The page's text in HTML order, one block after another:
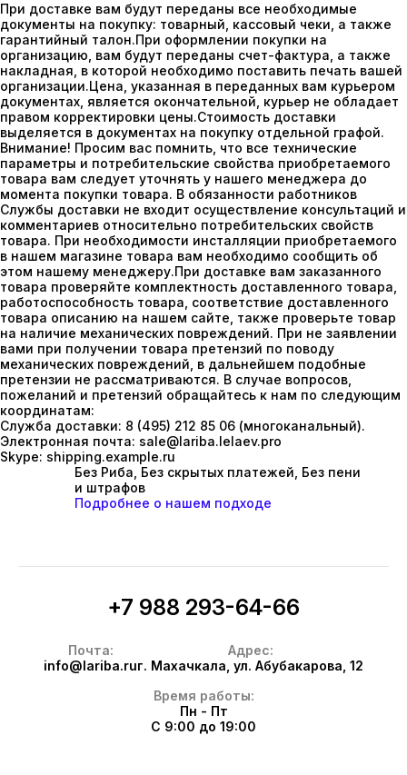
При доставке вам будут переданы все необходимые
документы на покупку: товарный, кассовый чеки, а также
гарантийный талон.При оформлении покупки на
организацию, вам будут переданы счет-фактура, а также
накладная, в которой необходимо поставить печать вашей
организации.Цена, указанная в переданных вам курьером
документах, является окончательной, курьер не обладает
правом корректировки цены.Стоимость доставки
выделяется в документах на покупку отдельной графой.
Внимание! Просим вас помнить, что все технические
параметры и потребительские свойства приобретаемого
товара вам следует уточнять у нашего менеджера до
момента покупки товара. В обязанности работников
Службы доставки не входит осуществление консультаций и
комментариев относительно потребительских свойств
товара. При необходимости инсталляции приобретаемого
в нашем магазине товара вам необходимо сообщить об
этом нашему менеджеру.При доставке вам заказанного
товара проверяйте комплектность доставленного товара,
работоспособность товара, соответствие доставленного
товара описанию на нашем сайте, также проверьте товар
на наличие механических повреждений. При не заявлении
вами при получении товара претензий по поводу
механических повреждений, в дальнейшем подобные
претензии не рассматриваются. В случае вопросов,
пожеланий и претензий обращайтесь к нам по следующим
координатам:
Служба доставки: 8 (495) 212 85 06 (многоканальный).
Электронная почта: sale@lariba.lelaev.pro
Skype: shipping.example.ru
Без Риба, Без скрытых платежей, Без пени
и штрафов
Подробнее о нашем подходе
+7 988 293-64-66
Почта:
info@lariba.ru
Адрес:
г. Махачкала, ул. Абубакарова, 12
Время работы:
Пн - Пт
С 9:00 до 19:00